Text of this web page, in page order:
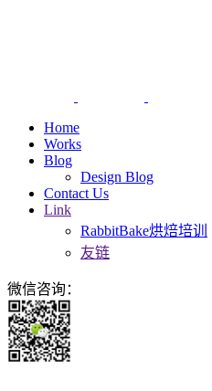
Home
Works
Blog
Design Blog
Contact Us
Link
RabbitBake烘焙培训
友链
微信咨询：